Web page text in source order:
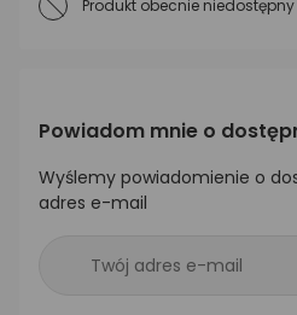
Produkt obecnie niedostępny
Powiadom mnie o
Wyślemy powiadomienie o
adres e-mail